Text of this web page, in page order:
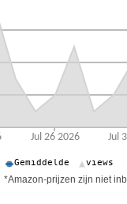
*Amazon-prijzen zijn niet